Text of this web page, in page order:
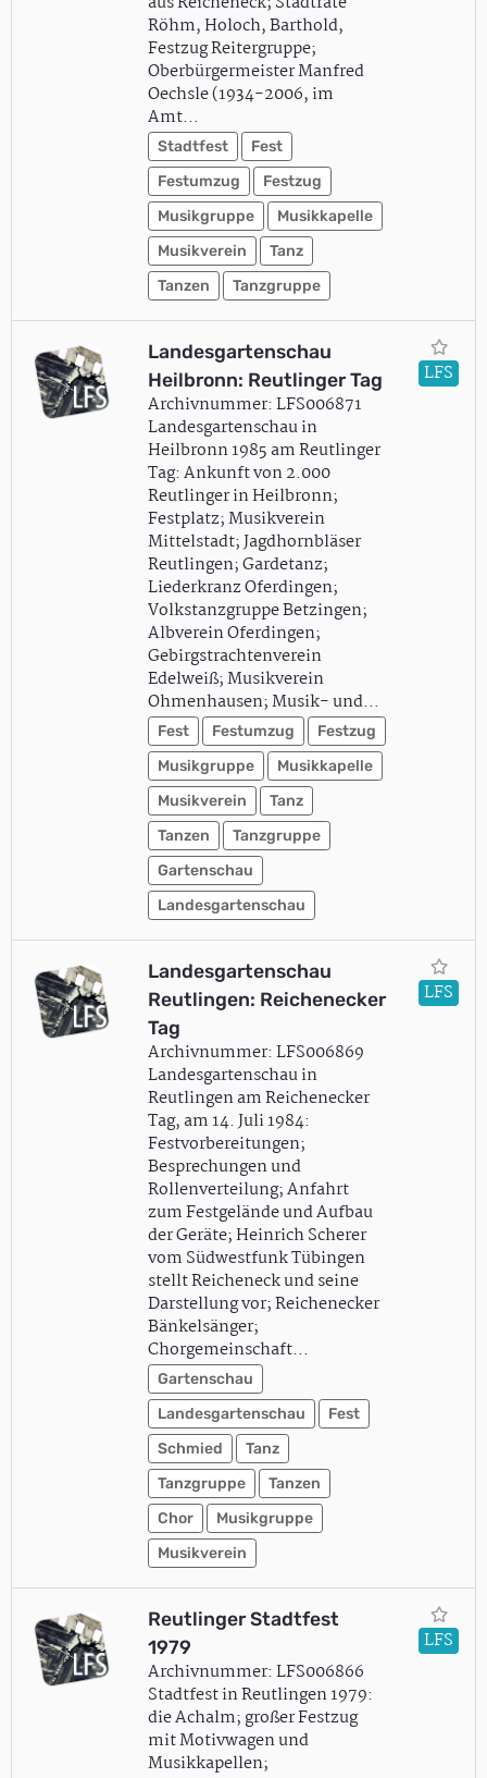
Röhm, Holoch, Barthold,
Festzug Reitergruppe;
Oberbürgermeister Manfred
Oechsle (1934-2006, im
Amt…
Stadtfest
Fest
Festumzug
Festzug
Musikgruppe
Musikkapelle
Musikverein
Tanz
Tanzen
Tanzgruppe
Landesgartenschau
Heilbronn: Reutlinger Tag
Archivnummer: LFS006871
Landesgartenschau in
Heilbronn 1985 am Reutlinger
Tag: Ankunft von 2.000
Reutlinger in Heilbronn;
Festplatz; Musikverein
Mittelstadt; Jagdhornbläser
Reutlingen; Gardetanz;
Liederkranz Oferdingen;
Volkstanzgruppe Betzingen;
Albverein Oferdingen;
Gebirgstrachtenverein
Edelweiß; Musikverein
Ohmenhausen; Musik- und…
Fest Festumzug
Festzug
Musikgruppe
Musikkapelle
Musikverein
Tanz
Tanzen
Tanzgruppe
Gartenschau
Landesgartenschau
LFS
Landesgartenschau
Reutlingen: Reichenecker
Tag
Archivnummer: LFS006869
Landesgartenschau in
Reutlingen am Reichenecker
Tag, am 14. Juli 1984:
Festvorbereitungen;
Besprechungen und
Rollenverteilung; Anfahrt
zum Festgelände und Aufbau
der Geräte; Heinrich Scherer
vom Südwestfunk Tübingen
stellt Reicheneck und seine
Darstellung vor; Reichenecker
Bänkelsänger;
Chorgemeinschaft…
Gartenschau
Landesgartenschau
Fest
Schmied
Tanz
Tanzgruppe
Tanzen
Chor
Musikgruppe
Musikverein
LFS
Reutlinger Stadtfest
1979
Archivnummer: LFS006866
Stadtfest in Reutlingen 1979:
die Achalm; großer Festzug
mit Motivwagen und
Musikkapellen;
LFS